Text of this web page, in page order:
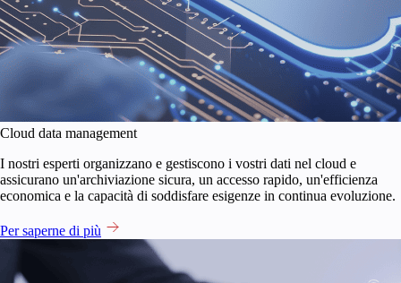
Cloud data management
I nostri esperti organizzano e gestiscono i vostri dati nel cloud e
assicurano un'archiviazione sicura, un accesso rapido, un'efficienza
economica e la capacità di soddisfare esigenze in continua evoluzione.
Per saperne di più